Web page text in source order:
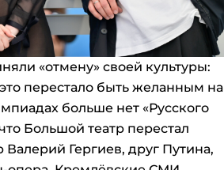
«отмену» своей культуры:
перестало быть желанным на
больше нет «Русского
Большой театр перестал
Гергиев, друг Путина,